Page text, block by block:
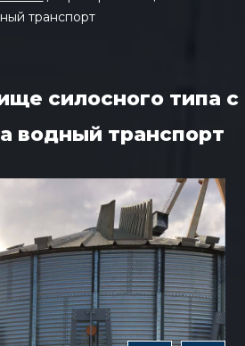
транспорт
силосного типа с
водный транспорт